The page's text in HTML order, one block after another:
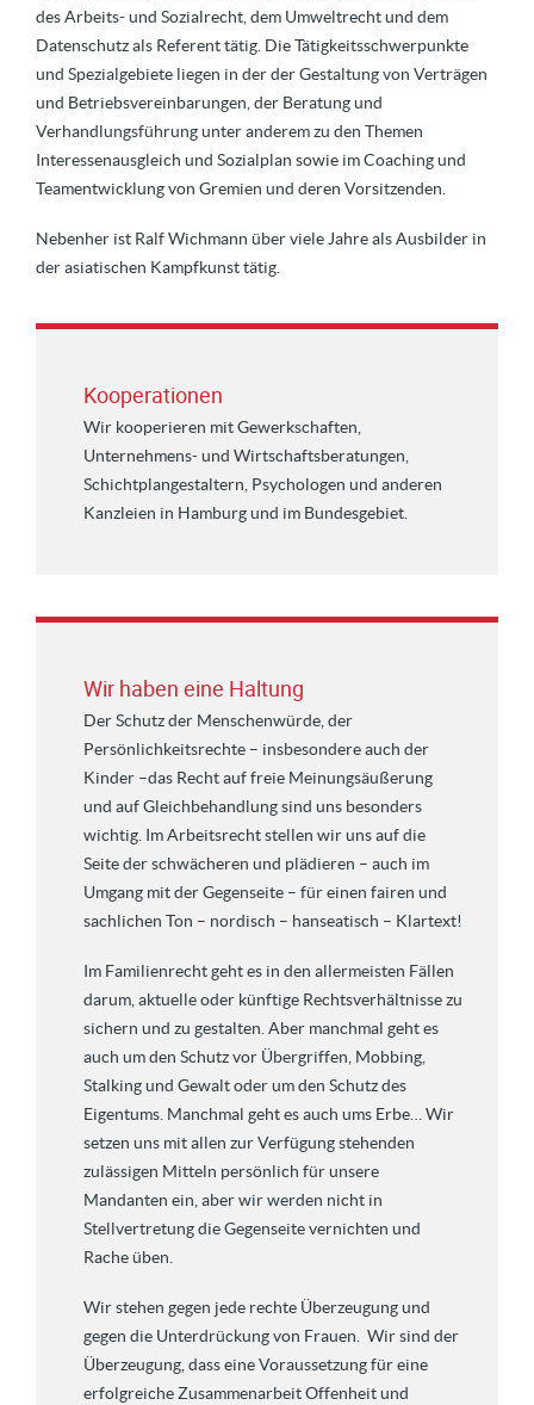
des Arbeits- und Sozialrecht, dem Umweltrecht und dem
Datenschutz als Referent tätig. Die Tätigkeitsschwerpunkte
und Spezialgebiete liegen in der der Gestaltung von Verträgen
und Betriebsvereinbarungen, der Beratung und
Verhandlungsführung unter anderem zu den Themen
Interessenausgleich und Sozialplan sowie im Coaching und
Teamentwicklung von Gremien und deren Vorsitzenden.
Nebenher ist Ralf Wichmann über viele Jahre als Ausbilder in
der asiatischen Kampfkunst tätig.
Kooperationen
Wir kooperieren mit Gewerkschaften,
Unternehmens- und Wirtschaftsberatungen,
Schichtplangestaltern, Psychologen und anderen
Kanzleien in Hamburg und im Bundesgebiet.
Wir haben eine Haltung
Der Schutz der Menschenwürde, der
Persönlichkeitsrechte – insbesondere auch der
Kinder –das Recht auf freie Meinungsäußerung
und auf Gleichbehandlung sind uns besonders
wichtig. Im Arbeitsrecht stellen wir uns auf die
Seite der schwächeren und plädieren – auch im
Umgang mit der Gegenseite – für einen fairen und
sachlichen Ton – nordisch – hanseatisch – Klartext!
Im Familienrecht geht es in den allermeisten Fällen
darum, aktuelle oder künftige Rechtsverhältnisse zu
sichern und zu gestalten. Aber manchmal geht es
auch um den Schutz vor Übergriffen, Mobbing,
Stalking und Gewalt oder um den Schutz des
Eigentums. Manchmal geht es auch ums Erbe… Wir
setzen uns mit allen zur Verfügung stehenden
zulässigen Mitteln persönlich für unsere
Mandanten ein, aber wir werden nicht in
Stellvertretung die Gegenseite vernichten und
Rache üben.
Wir stehen gegen jede rechte Überzeugung und
gegen die Unterdrückung von Frauen. Wir sind der
Überzeugung, dass eine Voraussetzung für eine
erfolgreiche Zusammenarbeit Offenheit und